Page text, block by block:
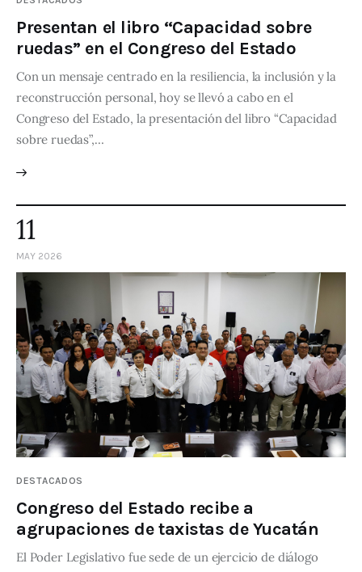
Presentan el libro “Capacidad sobre
ruedas” en el Congreso del Estado
Con un mensaje centrado en la resiliencia, la inclusión y la
reconstrucción personal, hoy se llevó a cabo en el
Congreso del Estado, la presentación del libro “Capacidad
sobre ruedas”,…
11
MAY 2026
DESTACADOS
Congreso del Estado recibe a
agrupaciones de taxistas de Yucatán
El Poder Legislativo fue sede de un ejercicio de diálogo